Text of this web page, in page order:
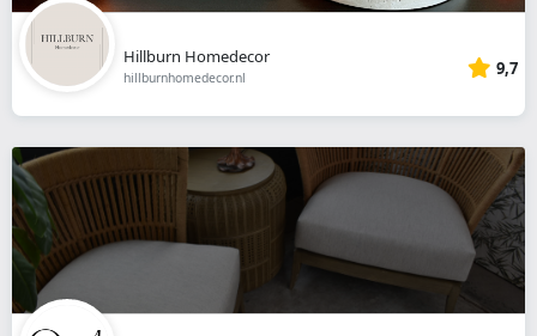
Hillburn Homedecor
hillburnhomedecor.nl 9,7